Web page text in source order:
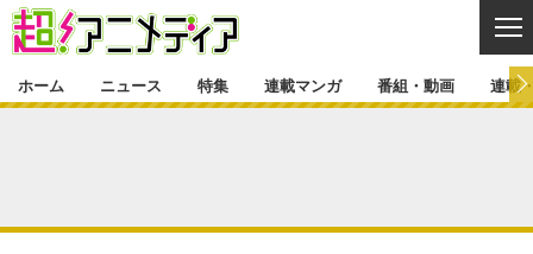
ゲーム・アプリ マンガ
特集一覧 カバー
連載マンガ
ホーム ニュース 特集 連載マンガ 番組・動画 連載